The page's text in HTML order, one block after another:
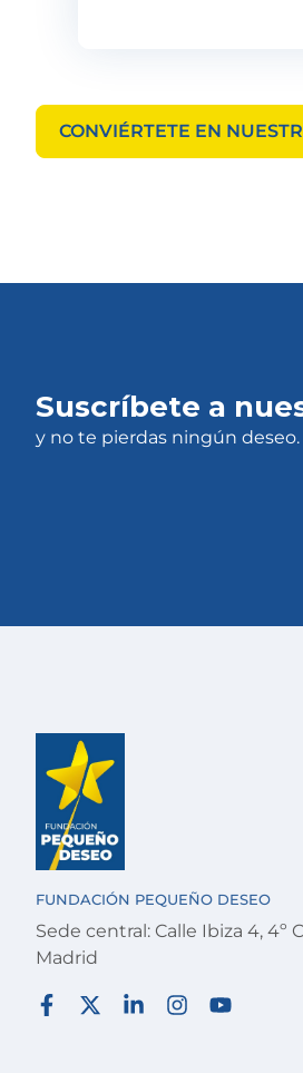
CONVIÉRTETE EN
Suscríbete a
y no te pierdas ningún deseo.
FUNDACIÓN PEQUEÑO DESEO
Sede central: Calle Ibiza 4, 4º
Madrid